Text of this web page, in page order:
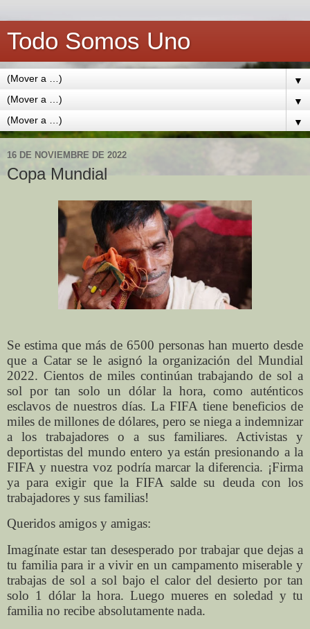
Todo Somos Uno
▼
▼
▼
16 DE NOVIEMBRE DE 2022
Copa Mundial
Se estima que más de 6500 personas han muerto desde
que a Catar se le asignó la organización del Mundial
2022. Cientos de miles continúan trabajando de sol a
sol por tan solo un dólar la hora, como auténticos
esclavos de nuestros días. La FIFA tiene beneficios de
miles de millones de dólares, pero se niega a indemnizar
a los trabajadores o a sus familiares. Activistas y
deportistas del mundo entero ya están presionando a la
FIFA y nuestra voz podría marcar la diferencia. ¡Firma
ya para exigir que la FIFA salde su deuda con los
trabajadores y sus familias!
Queridos amigos y amigas:
Imagínate estar tan desesperado por trabajar que dejas a
tu familia para ir a vivir en un campamento miserable y
trabajas de sol a sol bajo el calor del desierto por tan
solo 1 dólar la hora. Luego mueres en soledad y tu
familia no recibe absolutamente nada.